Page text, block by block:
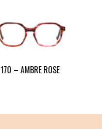
170 – AMBRE ROSE